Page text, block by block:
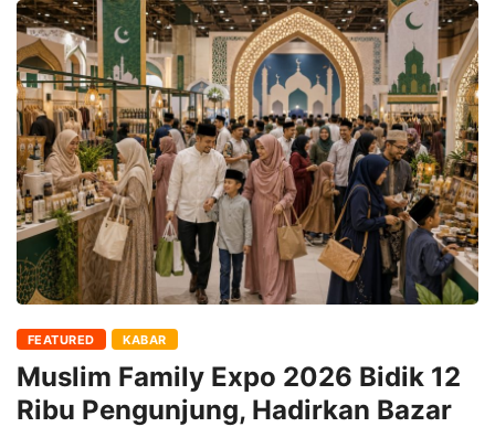
FEATURED KABAR
Muslim Family Expo 2026 Bidik 12
Ribu Pengunjung, Hadirkan Bazar